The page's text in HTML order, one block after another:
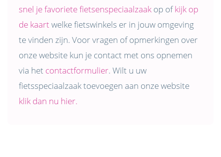
snel je favoriete fietsenspeciaalzaakop ofkijk op
de kaartwelke fietswinkels er in jouw omgeving
te vinden zijn. Voor vragen of opmerkingen over
onze website kun je contact met ons opnemen
via het contactformulier. Wilt u uw
fietsspeciaalzaak toevoegen aan onze website
klik dan nu hier.